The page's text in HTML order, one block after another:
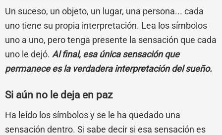
Un suceso, un objeto, un lugar, una persona... cada
uno tiene su propia interpretación. Lea los símbolos
uno a uno, pero tenga presente la sensación que cada
uno le dejó. Al final, esa única sensación que
permanece es la verdadera interpretación del sueño.
Si aún no le deja en paz
Ha leído los símbolos y se le ha quedado una
sensación dentro. Si sabe decir si esa sensación es